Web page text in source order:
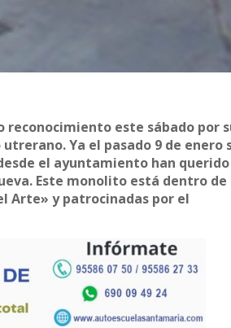
reconocimiento este sábado por
Ya el pasado 9 de enero
el ayuntamiento han querido
Este monolito está dentro de
Arte» y patrocinadas por el